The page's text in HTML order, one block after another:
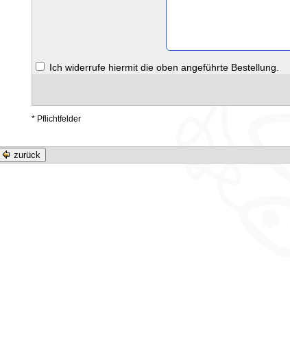
Ich widerrufe hiermit die oben angeführte Bestellung.
* Pflichtfelder
zurück